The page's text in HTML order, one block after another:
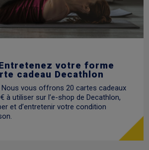
votre forme
cadeau Decathlon
Nous vous offrons 20 cartes cadeaux
à utiliser sur l’e-shop de Decathlon,
et d’entretenir votre condition